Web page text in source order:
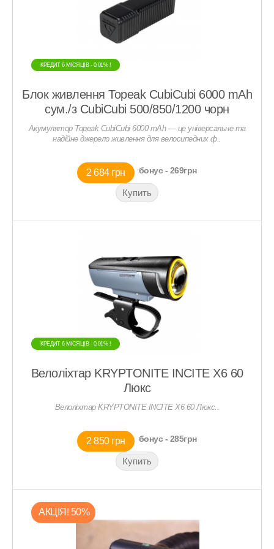
КРЕДИТ 6 МIСЯЦIВ - 0,01% !
КРЕДИТ 6 МIСЯЦIВ - 0,01% !
Блок живлення Topeak CubiCubi 6000 mAh
сум./з CubiCubi 500/850/1200 чорн
Акумулятор Topeak CubiCubi 6000 mAh — це універсальне та
надійне джерело живлення для велосипедних ф..
2 684 грн бонус - 269грн
КРЕДИТ 6 МIСЯЦIВ - 0,01% !
КРЕДИТ 6 МIСЯЦIВ - 0,01% !
Велоліхтар KRYPTONITE INCITE X6 60
Люкс
Велоліхтар KRYPTONITE INCITE X6 60 Люкс..
2 850 грн бонус - 285грн
АКЦIЯ! 50%